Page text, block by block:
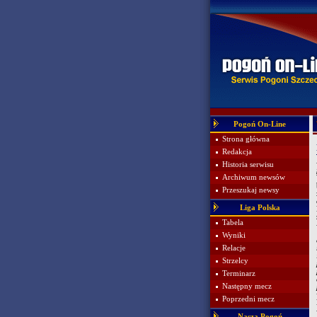
Pogoń On-Line
Strona główna
Redakcja
Historia serwisu
Archiwum newsów
Przeszukaj newsy
Liga Polska
Tabela
Wyniki
Relacje
Strzelcy
Terminarz
Następny mecz
Poprzedni mecz